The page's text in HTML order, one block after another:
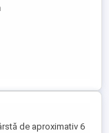
de aproximativ 6